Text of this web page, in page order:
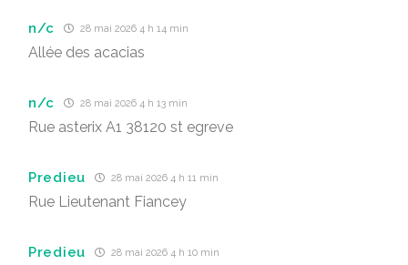
n/c 28 mai 2026 4 h 14 min
Allée des acacias
n/c 28 mai 2026 4 h 13 min
Rue asterix A1 38120 st egreve
Predieu 28 mai 2026 4 h 11 min
Rue Lieutenant Fiancey
Predieu 28 mai 2026 4 h 10 min